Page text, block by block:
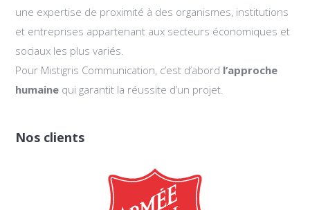
une expertise de proximité à des organismes, institutions
et entreprises appartenant aux secteurs économiques et
sociaux les plus variés.
Pour Mistigris Communication, c’est d’abord l’approche
humaine qui garantit la réussite d’un projet.
Nos clients